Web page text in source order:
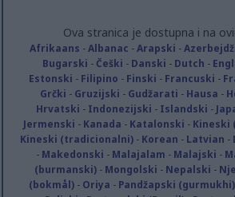
Ova stranica je dostupna i na
Afrikaans -Albanac -Arapski -
Bugarski - Češki - Danski - Dutch -
Estonski - Filipino - Finski - Francuski -
Grčki - Gruzijski - Gudžarati - Hausa -
Hrvatski - Indonezijski - Islandski -
Jermenski - Kanada - Katalonski - Kineski
Kineski (tradicionalni)- Korean - Latvian -
- Makedonski - Malajalam - Malajski -
(burmanski) - Mongolski - Nepalski -
(bokmål)- Oriya - Pandžapski (gurmukhi)